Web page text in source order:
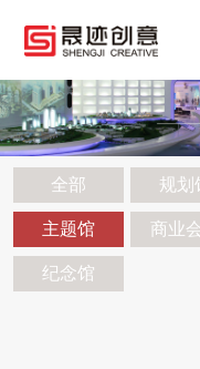
全部 规划
主题馆 商业
纪念馆